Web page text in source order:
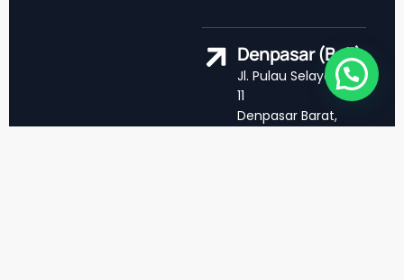
Denpasar (Bali)
Jl. Pulau Selayar No.
11
Denpasar Barat,